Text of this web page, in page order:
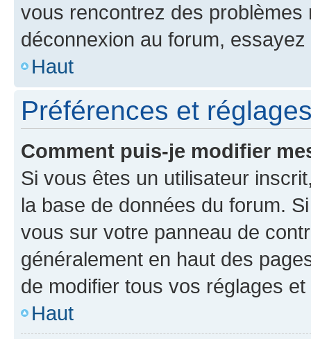
vous rencontrez des
déconnexion au forum,
Haut
Préférences et
Comment puis-je modifier
Si vous êtes un utilisateur
la base de données du forum.
vous sur votre panneau de
généralement en haut des
de modifier tous vos réglages
Haut